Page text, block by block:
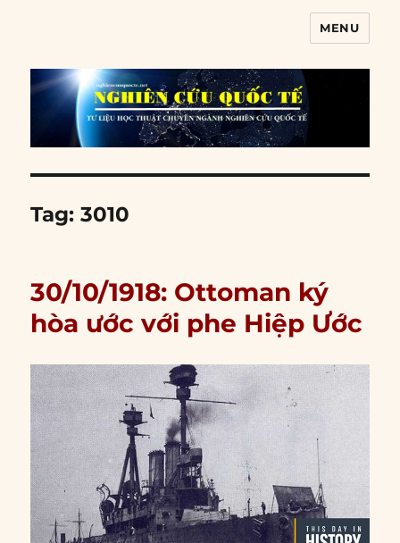
MENU
Tag:3010
30/10/1918: Ottoman ký
hòa ước với phe Hiệp Ước